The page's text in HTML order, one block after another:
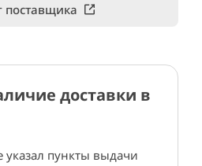
поставщика
доставки в
указал пункты выдачи